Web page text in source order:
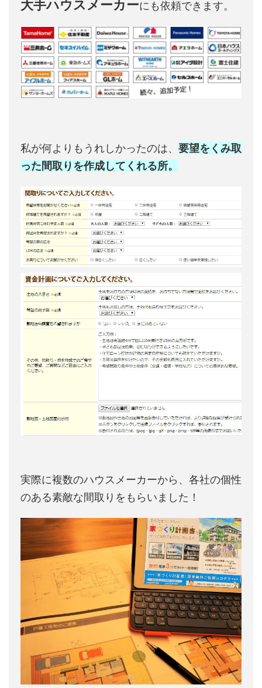
大手ハウスメーカーにも依頼できます。
私が何よりもうれしかったのは、 要望をくみ取
った間取りを作成してくれる所。
実際に複数のハウスメーカーから、各社の個性
のある素敵な間取りをもらいました！